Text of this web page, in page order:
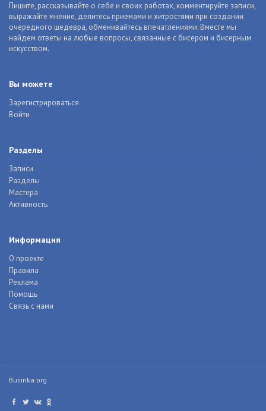
Пишите, рассказывайте о себе и своих работах, комментируйте записи,
выражайте мнение, делитесь приемами и хитростями при создании
очередного шедевра, обменивайтесь впечатлениями. Вместе мы
найдем ответы на любые вопросы, связанные с бисером и бисерным
искусством.
Вы можете
Зарегистрироваться
Войти
Разделы
Записи
Разделы
Мастера
Активность
Информация
О проекте
Правила
Реклама
Помощь
Связь с нами
Businka.org